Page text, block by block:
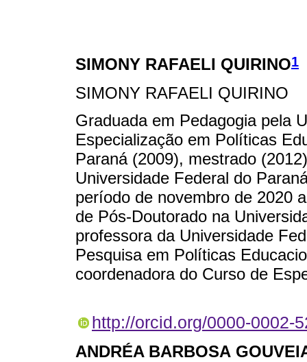
SIMONY RAFAELI QUIRINO1
SIMONY RAFAELI QUIRINO
Graduada em Pedagogia pela
Especialização em Políticas
Paraná (2009), mestrado
Universidade Federal do
período de novembro de 2020
de Pós-Doutorado na
professora da Universidade
Pesquisa em Políticas
coordenadora do Curso de
http://orcid.org/0000-0002-
ANDRÉA BARBOSA